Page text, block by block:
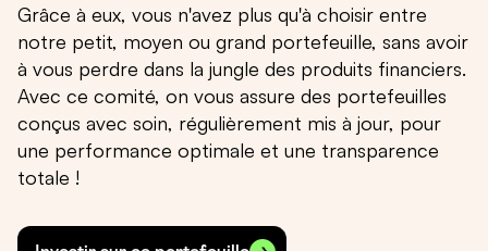
Grâce à eux, vous n'avez plus qu'à choisir entre
notre petit, moyen ou grand portefeuille, sans avoir
à vous perdre dans la jungle des produits financiers.
Avec ce comité, on vous assure des portefeuilles
conçus avec soin, régulièrement mis à jour, pour
une performance optimale et une transparence
totale !